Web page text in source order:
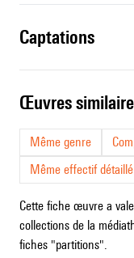
captations
œuvres
Même genre
Même effectif détaillé
Cette fiche œuvre a
collections de la
fiches "partitions".